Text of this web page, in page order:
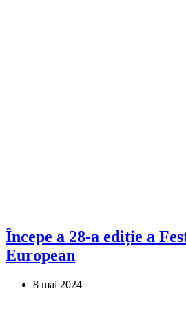
Începe a 28-a ediție a
European
8 mai 2024